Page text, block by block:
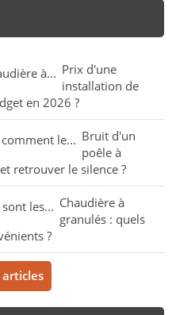
Prix d'une
installation de
en 2026 ?
Bruit d'un
poêle à
retrouver le silence ?
Chaudière à
granulés : quels
?
articles